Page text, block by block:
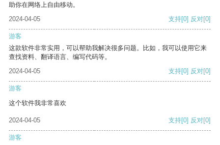
助你在网络上自由移动。
2024-04-05
支持[0] 反对[0]
游客
这款软件非常实用，可以帮助我解决很多问题。比如，我可以使用它来
查找资料、翻译语言、编写代码等。
2024-04-05
支持[0] 反对[0]
游客
这个软件我非常喜欢
2024-04-05 支持[0] 反对[0]
游客